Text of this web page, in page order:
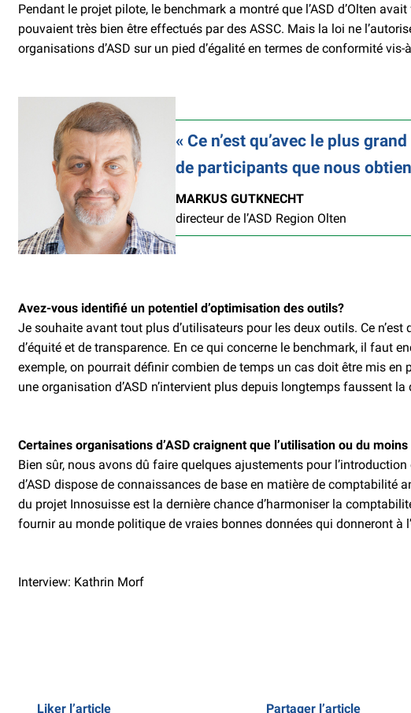
Pendant le projet pilote, le benchmark a montré que l’ASD d’Olten
pouvaient très bien être effectués par des ASSC. Mais la loi ne
organisations d’ASD sur un pied d’égalité en termes de conformité vis-
Ce n’est qu’avec le plus
de participants que nous
MARKUS GUTKNECHT
directeur de l’ASD Region Olten
Avez-vous identifié un potentiel d’optimisation des outils?
Je souhaite avant tout plus d’utilisateurs pour les deux outils. Ce
d’équité et de transparence. En ce qui concerne le benchmark, il faut
exemple, on pourrait définir combien de temps un cas doit être mis en
une organisation d’ASD n’intervient plus depuis longtemps faussent la
Certaines organisations d’ASD craignent que l’utilisation ou du
Bien sûr, nous avons dû faire quelques ajustements pour
d’ASD dispose de connaissances de base en matière de
du projet Innosuisse est la dernière chance d’harmoniser la
fournir au monde politique de vraies bonnes données qui donneront à
Interview: Kathrin Morf
Liker l’article Partager l’article